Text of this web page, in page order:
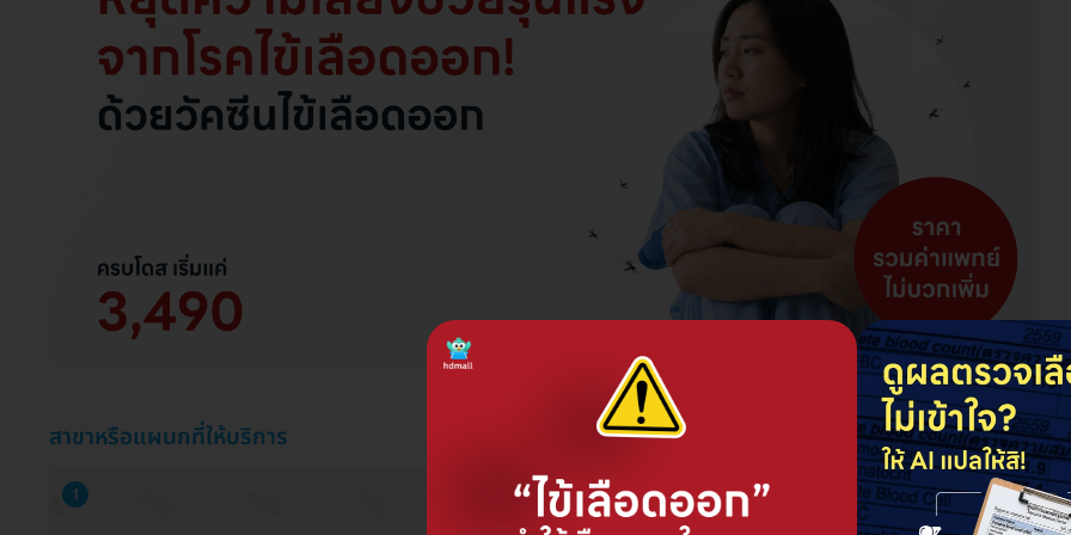
สาขาหรือแผนกที่ให้บริการ
1